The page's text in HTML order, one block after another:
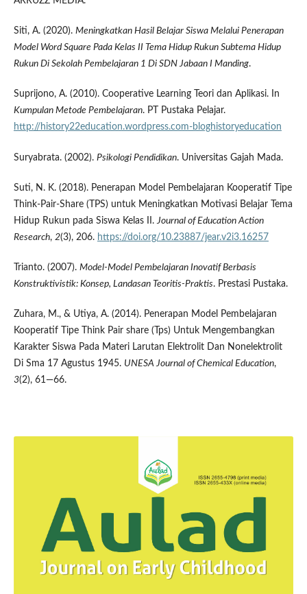
Siti, A. (2020). Meningkatkan Hasil Belajar Siswa Melalui Penerapan
Model Word Square Pada Kelas II Tema Hidup Rukun Subtema Hidup
Rukun Di Sekolah Pembelajaran 1 Di SDN Jabaan I Manding.
Suprijono, A. (2010). Cooperative Learning Teori dan Aplikasi. In
Kumpulan Metode Pembelajaran. PT Pustaka Pelajar.
http://history22education.wordpress.com-bloghistoryeducation
Suryabrata. (2002). Psikologi Pendidikan. Universitas Gajah Mada.
Suti, N. K. (2018). Penerapan Model Pembelajaran Kooperatif Tipe
Think-Pair-Share (TPS) untuk Meningkatkan Motivasi Belajar Tema
Hidup Rukun pada Siswa Kelas II. Journal of Education Action
Research, 2(3), 206. https://doi.org/10.23887/jear.v2i3.16257
Trianto. (2007). Model-Model Pembelajaran Inovatif Berbasis
Konstruktivistik: Konsep, Landasan Teoritis-Praktis. Prestasi Pustaka.
Zuhara, M., & Utiya, A. (2014). Penerapan Model Pembelajaran
Kooperatif Tipe Think Pair share (Tps) Untuk Mengembangkan
Karakter Siswa Pada Materi Larutan Elektrolit Dan Nonelektrolit
Di Sma 17 Agustus 1945. UNESA Journal of Chemical Education,
3(2), 61—66.